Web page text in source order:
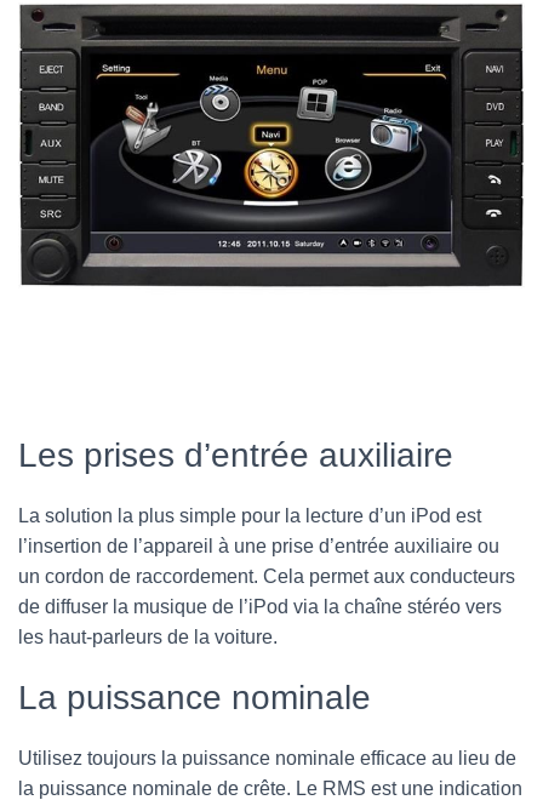
Les prises d’entrée auxiliaire
La solution la plus simple pour la lecture d’un iPod est
l’insertion de l’appareil à une prise d’entrée auxiliaire ou
un cordon de raccordement. Cela permet aux conducteurs
de diffuser la musique de l’iPod via la chaîne stéréo vers
les haut-parleurs de la voiture.
La puissance nominale
Utilisez toujours la puissance nominale efficace au lieu de
la puissance nominale de crête. Le RMS est une indication